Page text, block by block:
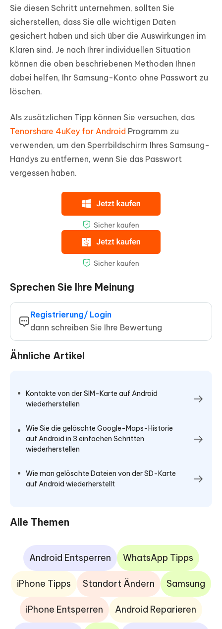
Sie diesen Schritt unternehmen, sollten Sie
sicherstellen, dass Sie alle wichtigen Daten
gesichert haben und sich über die Auswirkungen im
Klaren sind. Je nach Ihrer individuellen Situation
können die oben beschriebenen Methoden Ihnen
dabei helfen, Ihr Samsung-Konto ohne Passwort zu
löschen.
Als zusätzlichen Tipp können Sie versuchen, das
Tenorshare 4uKey for Android Programm zu
verwenden, um den Sperrbildschirm Ihres Samsung-
Handys zu entfernen, wenn Sie das Passwort
vergessen haben.
Sprechen Sie Ihre Meinung
Registrierung/ Login
dann schreiben Sie Ihre Bewertung
Ähnliche Artikel
Kontakte von der SIM-Karte auf Android
wiederherstellen
Wie Sie die gelöschte Google-Maps-Historie
auf Android in 3 einfachen Schritten
wiederherstellen
Wie man gelöschte Dateien von der SD-Karte
auf Android wiederherstellt
Alle Themen
Android Entsperren WhatsApp Tipps
iPhone Tipps Standort Ändern Samsung
iPhone Entsperren Android Reparieren